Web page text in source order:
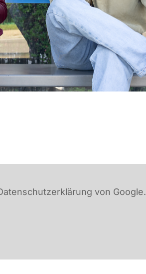
von Google.